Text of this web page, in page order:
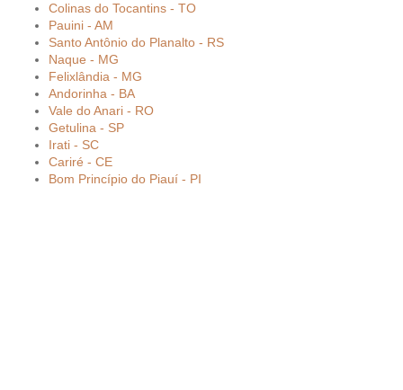
Colinas do Tocantins - TO
Pauini - AM
Santo Antônio do Planalto - RS
Naque - MG
Felixlândia - MG
Andorinha - BA
Vale do Anari - RO
Getulina - SP
Irati - SC
Cariré - CE
Bom Princípio do Piauí - PI